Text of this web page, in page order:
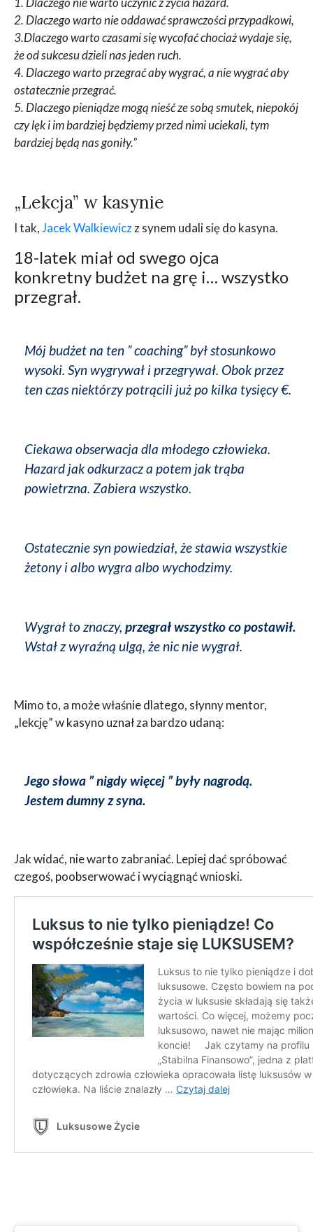
2. Dlaczego warto nie oddawać sprawczości przypadkowi,
3.Dlaczego warto czasami się wycofać chociaż wydaje się,
że od sukcesu dzieli nas jeden ruch.
4. Dlaczego warto przegrać aby wygrać, a nie wygrać aby
ostatecznie przegrać.
5. Dlaczego pieniądze mogą nieść ze sobą smutek, niepokój
czy lęk i im bardziej będziemy przed nimi uciekali, tym
bardziej będą nas goniły.”
„Lekcja” w kasynie
I tak,Jacek Walkiewiczz synem udali się do kasyna.
18-latek miał od swego ojca
konkretny budżet na grę i… wszystko
przegrał.
Mój budżet na ten ” coaching” był stosunkowo
wysoki. Syn wygrywał i przegrywał. Obok przez
ten czas niektórzy potrącili już po kilka tysięcy €.
Ciekawa obserwacja dla młodego człowieka.
Hazard jak odkurzacz a potem jak trąba
powietrzna. Zabiera wszystko.
Ostatecznie syn powiedział, że stawia wszystkie
żetony i albo wygra albo wychodzimy.
Wygrał to znaczy, przegrał wszystko co postawił.
Wstał z wyraźną ulgą, że nic nie wygrał.
Mimo to, a może właśnie dlatego, słynny mentor,
„lekcję” w kasyno uznał za bardzo udaną:
Jego słowa ” nigdy więcej ” były nagrodą.
Jestem dumny z syna.
Jak widać, nie warto zabraniać. Lepiej dać spróbować
czegoś, poobserwować i wyciągnąć wnioski.